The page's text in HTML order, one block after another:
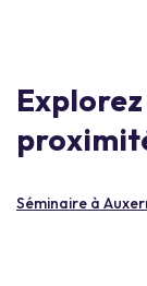
Séminaire à